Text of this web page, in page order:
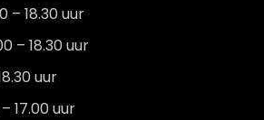
– 18.30 uur
– 18.30 uur
uur
17.00 uur